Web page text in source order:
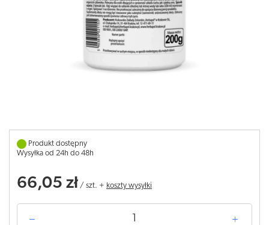
Produkt dostępny
Wysyłka od 24h do 48h
66,05 zł / szt. + koszty wysyłki